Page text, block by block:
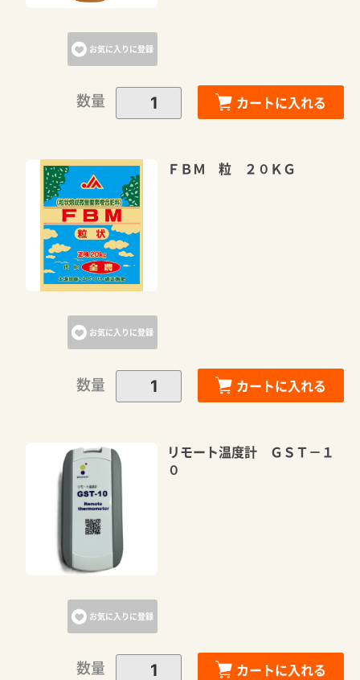
お気に入りに登録
数量 カートに入れる
お気に入りに登録
ＦＢＭ 粒 ２０ＫＧ
数量 カートに入れる
お気に入りに登録
リモート温度計 ＧＳＴ－１
０
数量 カートに入れる
カートに追加しました。
お買い物を続ける
カートへ進む